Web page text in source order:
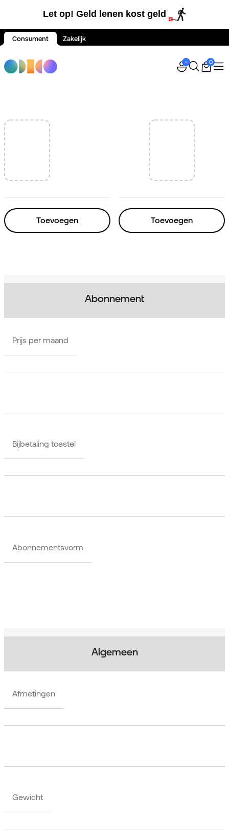
Let op! Geld lenen kost geld
Consument Zakelijk
0
Toevoegen Toevoegen
Abonnement
Prijs per maand
Bijbetaling toestel
Abonnementsvorm
Algemeen
Afmetingen
Gewicht